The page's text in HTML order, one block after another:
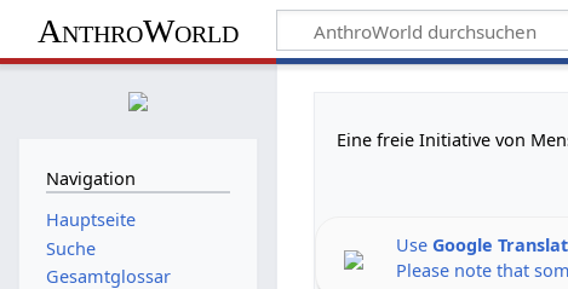
AnthroWorld
Eine freie Initiative von
UseGoogle
Please note that
Navigation
Hauptseite
Suche
Gesamtglossar